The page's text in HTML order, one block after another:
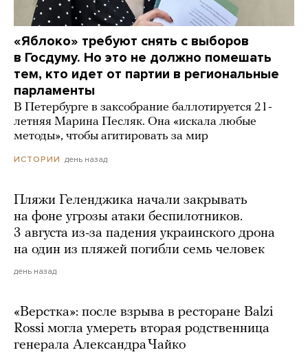
«Яблоко» требуют снять с выборов
в Госдуму. Но это не должно помешать
тем, кто идет от партии в региональные
парламенты
В Петербурге в заксобрание баллотируется 21-
летняя Марина Песляк. Она «искала любые
методы», чтобы агитировать за мир
ИСТОРИИ день назад
Пляжи Геленджика начали закрывать
на фоне угрозы атаки беспилотников.
3 августа из-за падения украинского дрона
на один из пляжей погибли семь человек
день назад
«Верстка»: после взрыва в ресторане Balzi
Rossi могла умереть вторая родственница
генерала Александра Чайко